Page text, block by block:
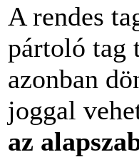
A rendes
pártoló tag
azonban
joggal
az